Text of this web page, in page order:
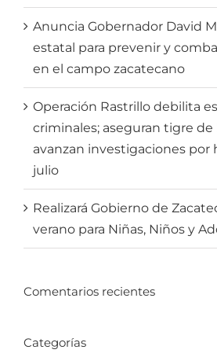
Anuncia Gobernador David
estatal para prevenir y
en el campo zacatecano
Operación Rastrillo debilita
criminales; aseguran tigre de
avanzan investigaciones por
julio
Realizará Gobierno de
verano para Niñas, Niños y
Comentarios recientes
Categorías